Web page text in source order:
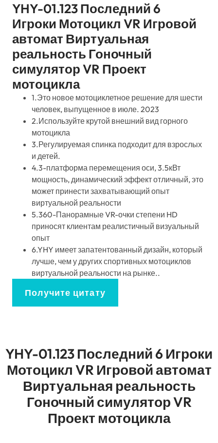
YHY-01.123 Последний 6
Игроки Мотоцикл VR Игровой
автомат Виртуальная
реальность Гоночный
симулятор VR Проект
мотоцикла
1.Это новое мотоциклетное решение для шести
человек, выпущенное в июле. 2023
2.Используйте крутой внешний вид горного
мотоцикла
3.Регулируемая спинка подходит для взрослых
и детей.
4.3-платформа перемещения оси, 3.5кВт
мощность, динамический эффект отличный, это
может принести захватывающий опыт
виртуальной реальности
5.360-Панорамные VR-очки степени HD
приносят клиентам реалистичный визуальный
опыт
6.YHY имеет запатентованный дизайн, который
лучше, чем у других спортивных мотоциклов
виртуальной реальности на рынке..
Получите цитату
YHY-01.123 Последний 6 Игроки
Мотоцикл VR Игровой автомат
Виртуальная реальность
Гоночный симулятор VR
Проект мотоцикла